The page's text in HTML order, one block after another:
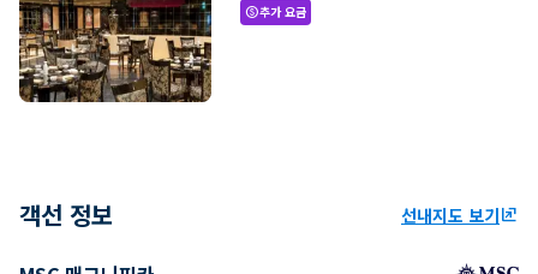
paid추가 요금
객선 정보 선내지도 보기ungroup